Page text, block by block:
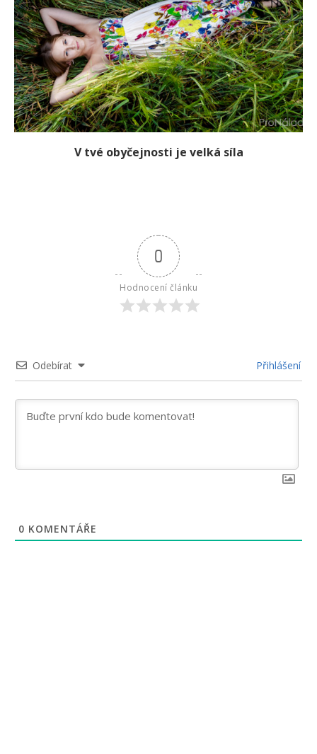
V tvé obyčejnosti je velká síla
0
Hodnocení článku
Odebírat Přihlášení
0 KOMENTÁŘE